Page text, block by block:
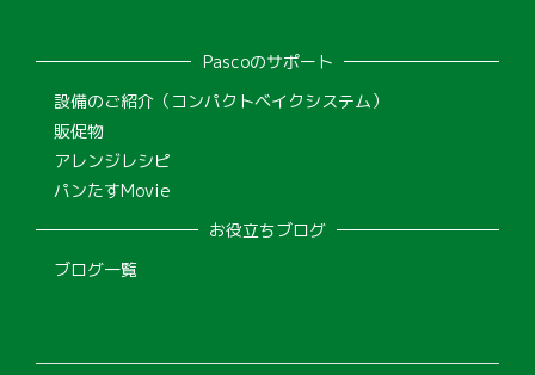
Pascoのサポート
設備のご紹介（コンパクトベイクシステム）
販促物
アレンジレシピ
パンたすMovie
お役立ちブログ
ブログ一覧